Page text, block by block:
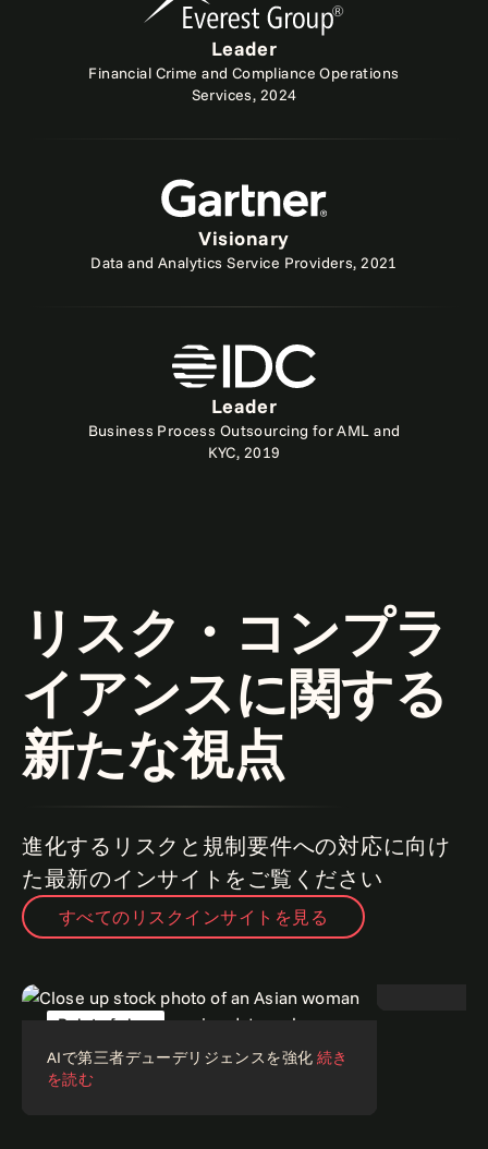
Leader
Financial Crime and Compliance Operations
Services, 2024
Visionary
Data and Analytics Service Providers, 2021
Leader
Business Process Outsourcing for AML and
KYC, 2019
リスク・コンプラ
イアンスに関する
新たな視点
進化するリスクと規制要件への対応に向け
た最新のインサイトをご覧ください
すべてのリスクインサイトを見る
Point of view
AIで第三者デューデリジェンスを強化 続き
を読む